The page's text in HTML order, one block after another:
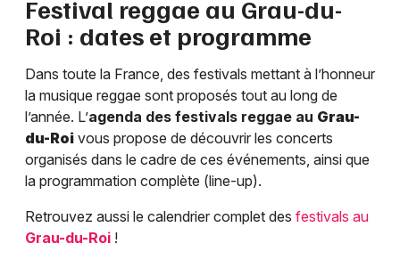
Festival reggae au Grau-du-
Roi : dates et programme
Dans toute la France, des festivals mettant à l’honneur
la musique reggae sont proposés tout au long de
l’année. L’agenda des festivals reggae au Grau-
du-Roi vous propose de découvrir les concerts
organisés dans le cadre de ces événements, ainsi que
la programmation complète (line-up).
Retrouvez aussi le calendrier complet des festivals au
Grau-du-Roi !